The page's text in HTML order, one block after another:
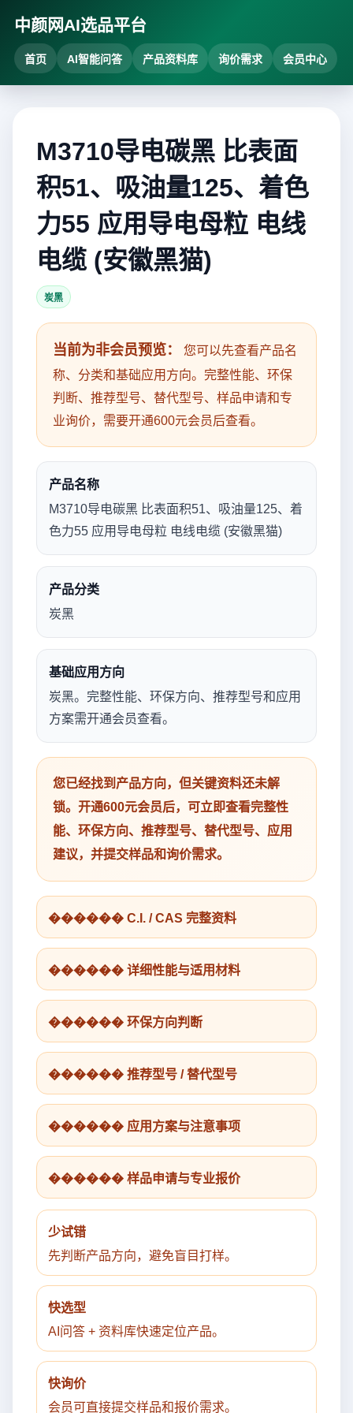
中颜网AI选品平台
首页 AI智能问答 产品资料库 询价需求 会员中心
M3710导电碳黑 比表面
积51、吸油量125、着色
力55 应用导电母粒 电线
电缆 (安徽黑猫)
炭黑
当前为非会员预览：
您可以先查看产品名
称、分类和基础应用方向。完整性能、环保
判断、推荐型号、替代型号、样品申请和专
业询价，需要开通600元会员后查看。
产品名称
M3710导电碳黑 比表面积51、吸油量125、着
色力55 应用导电母粒 电线电缆 (安徽黑猫)
产品分类
炭黑
基础应用方向
炭黑。完整性能、环保方向、推荐型号和应用
方案需开通会员查看。
您已经找到产品方向，但关键资料还未解
锁。开通600元会员后，可立即查看完整性
能、环保方向、推荐型号、替代型号、应用
建议，并提交样品和询价需求。
������ C.I. / CAS 完整资料
������ 详细性能与适用材料
������ 环保方向判断
������ 推荐型号 / 替代型号
������ 应用方案与注意事项
������ 样品申请与专业报价
少试错
先判断产品方向，避免盲目打样。
快选型
AI问答 + 资料库快速定位产品。
快询价
会员可直接提交样品和报价需求。